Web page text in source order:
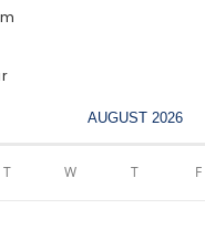
AUGUST 2026
T W T F